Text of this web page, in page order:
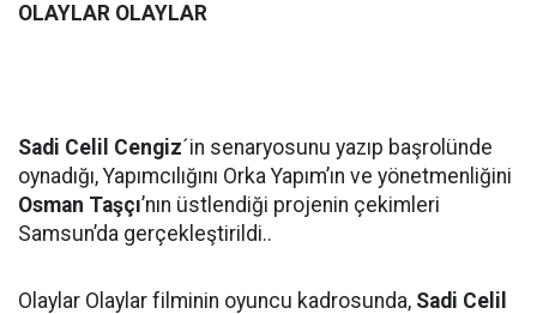
OLAYLAR OLAYLAR
Sadi Celil Cengiz´in senaryosunu yazıp başrolünde
oynadığı, Yapımcılığını Orka Yapım’ın ve yönetmenliğini
Osman Taşçı’nın üstlendiği projenin çekimleri
Samsun’da gerçekleştirildi..
Olaylar Olaylar filminin oyuncu kadrosunda, Sadi Celil